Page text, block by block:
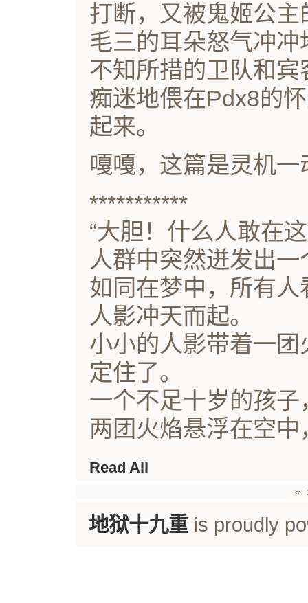
打断，又被鬼姬公
毛三的耳朵怒气冲冲
不知所措的卫队和
痴迷地偎在Pdx8的
起来。
嘎嘎，这篇是灵机一
***********
“大胆！什么人敢在
人群中突然迸发出
如同在梦中，所有
人影冲天而起。
小小的人影带着一
定住了。
一个不足十岁的孩
两团火焰悬浮在空中
Read All
«
地狱十九重is proudly